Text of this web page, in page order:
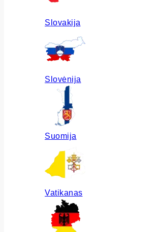
Slovakija
Slovėnija
Suomija
Vatikanas